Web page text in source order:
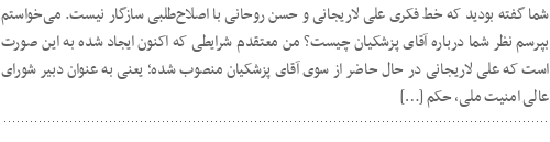
شما گفته بودید که خط فکری علی لاریجانی و حسن روحانی با اصلاح‌طلبی سازگار نیست. می‌خواستم
بپرسم نظر شما درباره آقای پزشکیان چیست؟ من معتقدم شرایطی که اکنون ایجاد شده به این صورت
است که علی لاریجانی در حال حاضر از سوی آقای پزشکیان منصوب شده؛ یعنی به عنوان دبیر شورای
عالی امنیت ملی، حکم […]